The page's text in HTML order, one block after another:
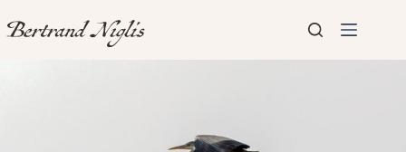
au
contenu